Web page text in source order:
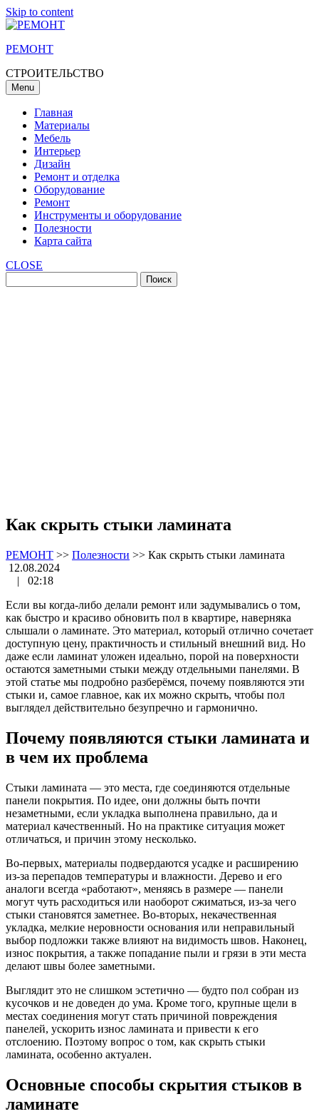
Skip to content
РЕМОНТ
СТРОИТЕЛЬСТВО
Menu
Главная
Материалы
Мебель
Интерьер
Дизайн
Ремонт и отделка
Оборудование
Ремонт
Инструменты и оборудование
Полезности
Карта сайта
CLOSE
Как скрыть стыки ламината
РЕМОНТ >> Полезности >> Как скрыть стыки ламината
12.08.2024
|
02:18
Если вы когда-либо делали ремонт или задумывались о том,
как быстро и красиво обновить пол в квартире, наверняка
слышали о ламинате. Это материал, который отлично сочетает
доступную цену, практичность и стильный внешний вид. Но
даже если ламинат уложен идеально, порой на поверхности
остаются заметными стыки между отдельными панелями. В
этой статье мы подробно разберёмся, почему появляются эти
стыки и, самое главное, как их можно скрыть, чтобы пол
выглядел действительно безупречно и гармонично.
Почему появляются стыки ламината и
в чем их проблема
Стыки ламината — это места, где соединяются отдельные
панели покрытия. По идее, они должны быть почти
незаметными, если укладка выполнена правильно, да и
материал качественный. Но на практике ситуация может
отличаться, и причин этому несколько.
Во-первых, материалы подвердаются усадке и расширению
из-за перепадов температуры и влажности. Дерево и его
аналоги всегда «работают», меняясь в размере — панели
могут чуть расходиться или наоборот сжиматься, из-за чего
стыки становятся заметнее. Во-вторых, некачественная
укладка, мелкие неровности основания или неправильный
выбор подложки также влияют на видимость швов. Наконец,
износ покрытия, а также попадание пыли и грязи в эти места
делают швы более заметными.
Выглядит это не слишком эстетично — будто пол собран из
кусочков и не доведен до ума. Кроме того, крупные щели в
местах соединения могут стать причиной повреждения
панелей, ускорить износ ламината и привести к его
отслоению. Поэтому вопрос о том, как скрыть стыки
ламината, особенно актуален.
Основные способы скрытия стыков в
ламинате